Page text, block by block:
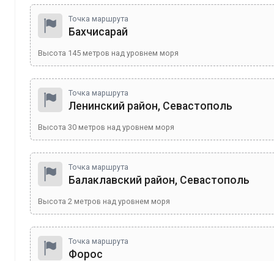
Точка маршрута
Бахчисарай
Высота 145 метров над уровнем моря
Точка маршрута
Ленинский район, Севастополь
Высота 30 метров над уровнем моря
Точка маршрута
Балаклавский район, Севастополь
Высота 2 метров над уровнем моря
Точка маршрута
Форос